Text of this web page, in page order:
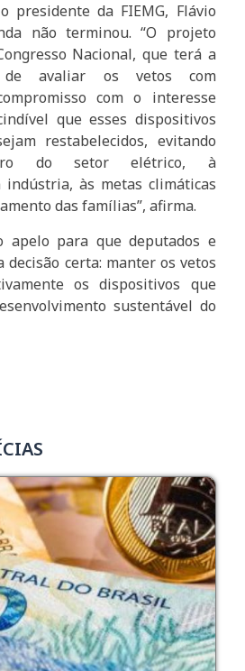
presidente da FIEMG, Flávio
não terminou. “O projeto
Nacional, que terá a
de avaliar os vetos com
com o interesse
que esses dispositivos
restabelecidos, evitando
do setor elétrico, à
indústria, às metas climáticas
das famílias”, afirma.
apelo para que deputados e
decisão certa: manter os vetos
os dispositivos que
sustentável do